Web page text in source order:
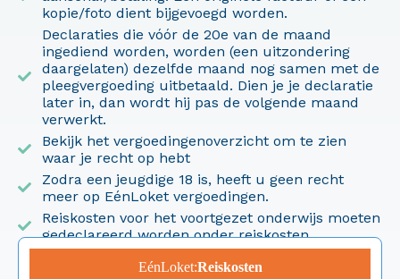
kopie/foto dient bijgevoegd worden.
Declaraties die vóór de 20e van de maand
ingediend worden, worden (een uitzondering
daargelaten) dezelfde maand nog samen met de
pleegvergoeding uitbetaald. Dien je je declaratie
later in, dan wordt hij pas de volgende maand
verwerkt.
Bekijk het vergoedingenoverzicht om te zien
waar je recht op hebt
Zodra een jeugdige 18 is, heeft u geen recht
meer op EénLoket vergoedingen.
Reiskosten voor het voortgezet onderwijs moeten
gedeclareerd worden onder reiskosten.
EénLoket:Reiskosten